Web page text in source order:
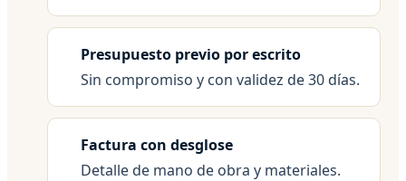
Presupuesto previo por escrito
Sin compromiso y con validez de 30 días.
Factura con desglose
Detalle de mano de obra y materiales.